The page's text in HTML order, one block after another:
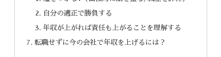
自分の適正で勝負する
年収が上がれば責任も上がることを理解する
転職せずに今の会社で年収を上げるには？